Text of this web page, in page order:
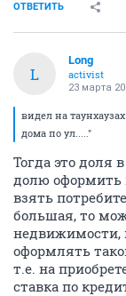
ОТВЕТИТЬ
L
Long
activist
23 марта
видел на
дома по ул....."
Тогда это доля
долю оформить
взять
большая, то
недвижимости,
оформлять
т.е. на
ставка по